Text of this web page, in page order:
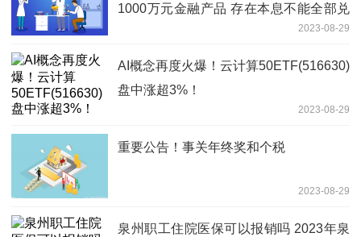
1000万元金融产品 存在本息不能全部兑
2023-08-29
AI概念再度火爆！云计算50ETF(516630)
盘中涨超3%！
2023-08-29
重要公告！事关年终奖和个税
2023-08-29
泉州职工住院医保可以报销吗 2023年泉